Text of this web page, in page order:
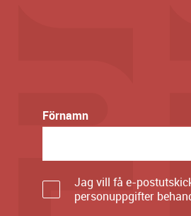
Förnamn
Jag vill få e-
personuppgifter